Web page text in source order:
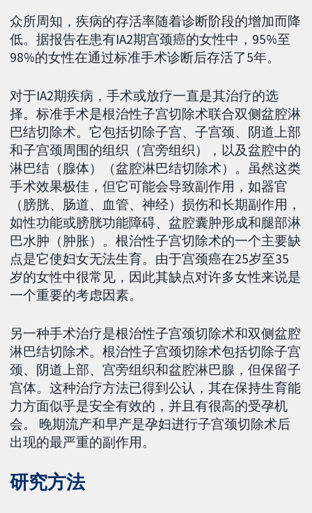
众所周知，疾病的存活率随着诊断阶段的增加而降
低。据报告在患有IA2期宫颈癌的女性中，95%至
98%的女性在通过标准手术诊断后存活了5年。
对于IA2期疾病，手术或放疗一直是其治疗的选
择。标准手术是根治性子宫切除术联合双侧盆腔淋
巴结切除术。它包括切除子宫、子宫颈、阴道上部
和子宫颈周围的组织（宫旁组织），以及盆腔中的
淋巴结（腺体）（盆腔淋巴结切除术）。虽然这类
手术效果极佳，但它可能会导致副作用，如器官
（膀胱、肠道、血管、神经）损伤和长期副作用，
如性功能或膀胱功能障碍、盆腔囊肿形成和腿部淋
巴水肿（肿胀）。根治性子宫切除术的一个主要缺
点是它使妇女无法生育。由于宫颈癌在25岁至35
岁的女性中很常见，因此其缺点对许多女性来说是
一个重要的考虑因素。
另一种手术治疗是根治性子宫颈切除术和双侧盆腔
淋巴结切除术。根治性子宫颈切除术包括切除子宫
颈、阴道上部、宫旁组织和盆腔淋巴腺，但保留子
宫体。这种治疗方法已得到公认，其在保持生育能
力方面似乎是安全有效的，并且有很高的受孕机
会。 晚期流产和早产是孕妇进行子宫颈切除术后
出现的最严重的副作用。
研究方法